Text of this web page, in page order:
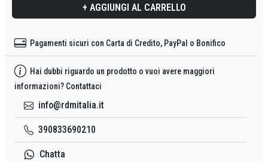
+ AGGIUNGI AL CARRELLO
Pagamenti sicuri con Carta di Credito, PayPal o Bonifico
Hai dubbi riguardo un prodotto o vuoi avere maggiori
informazioni? Contattaci
info@rdmitalia.it
390833690210
Chatta